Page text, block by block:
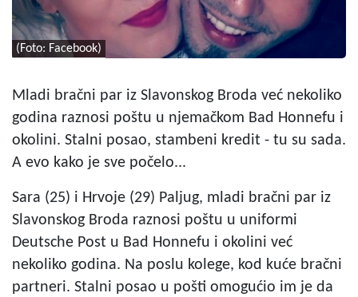
(Foto: Facebook)
Mladi bračni par iz Slavonskog Broda već nekoliko
godina raznosi poštu u njemačkom Bad Honnefu i
okolini. Stalni posao, stambeni kredit - tu su sada.
A evo kako je sve počelo...
Sara (25) i Hrvoje (29) Paljug, mladi bračni par iz
Slavonskog Broda raznosi poštu u uniformi
Deutsche Post u Bad Honnefu i okolini već
nekoliko godina. Na poslu kolege, kod kuće bračni
partneri. Stalni posao u pošti omogućio im je da